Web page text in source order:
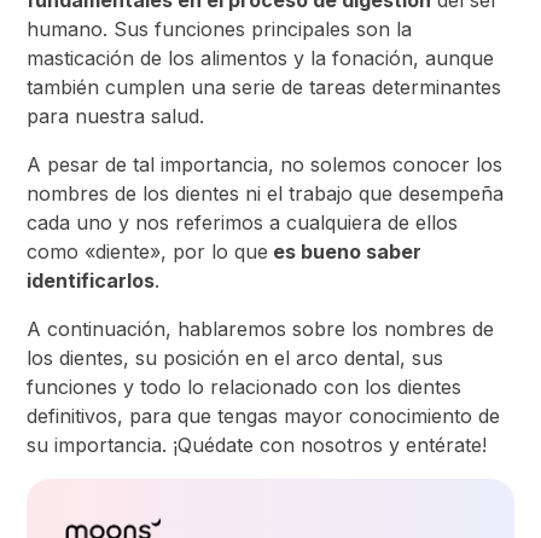
humano. Sus funciones principales son la
masticación de los alimentos y la fonación, aunque
también cumplen una serie de tareas determinantes
para nuestra salud.
A pesar de tal importancia, no solemos conocer los
nombres de los dientes ni el trabajo que desempeña
cada uno y nos referimos a cualquiera de ellos
como «diente», por lo que es bueno saber
identificarlos.
A continuación, hablaremos sobre los nombres de
los dientes, su posición en el arco dental, sus
funciones y todo lo relacionado con los dientes
definitivos, para que tengas mayor conocimiento de
su importancia. ¡Quédate con nosotros y entérate!